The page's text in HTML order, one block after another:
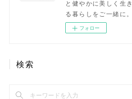
と健やかに美しく生
る暮らしをご一緒に。
フォロー
検索